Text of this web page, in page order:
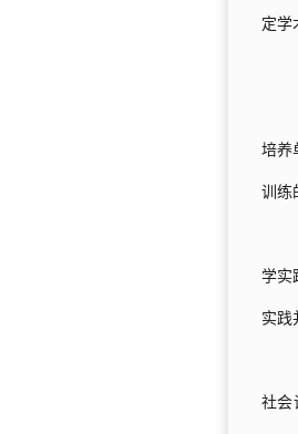
定学
培养
训练
学实
实践
社会